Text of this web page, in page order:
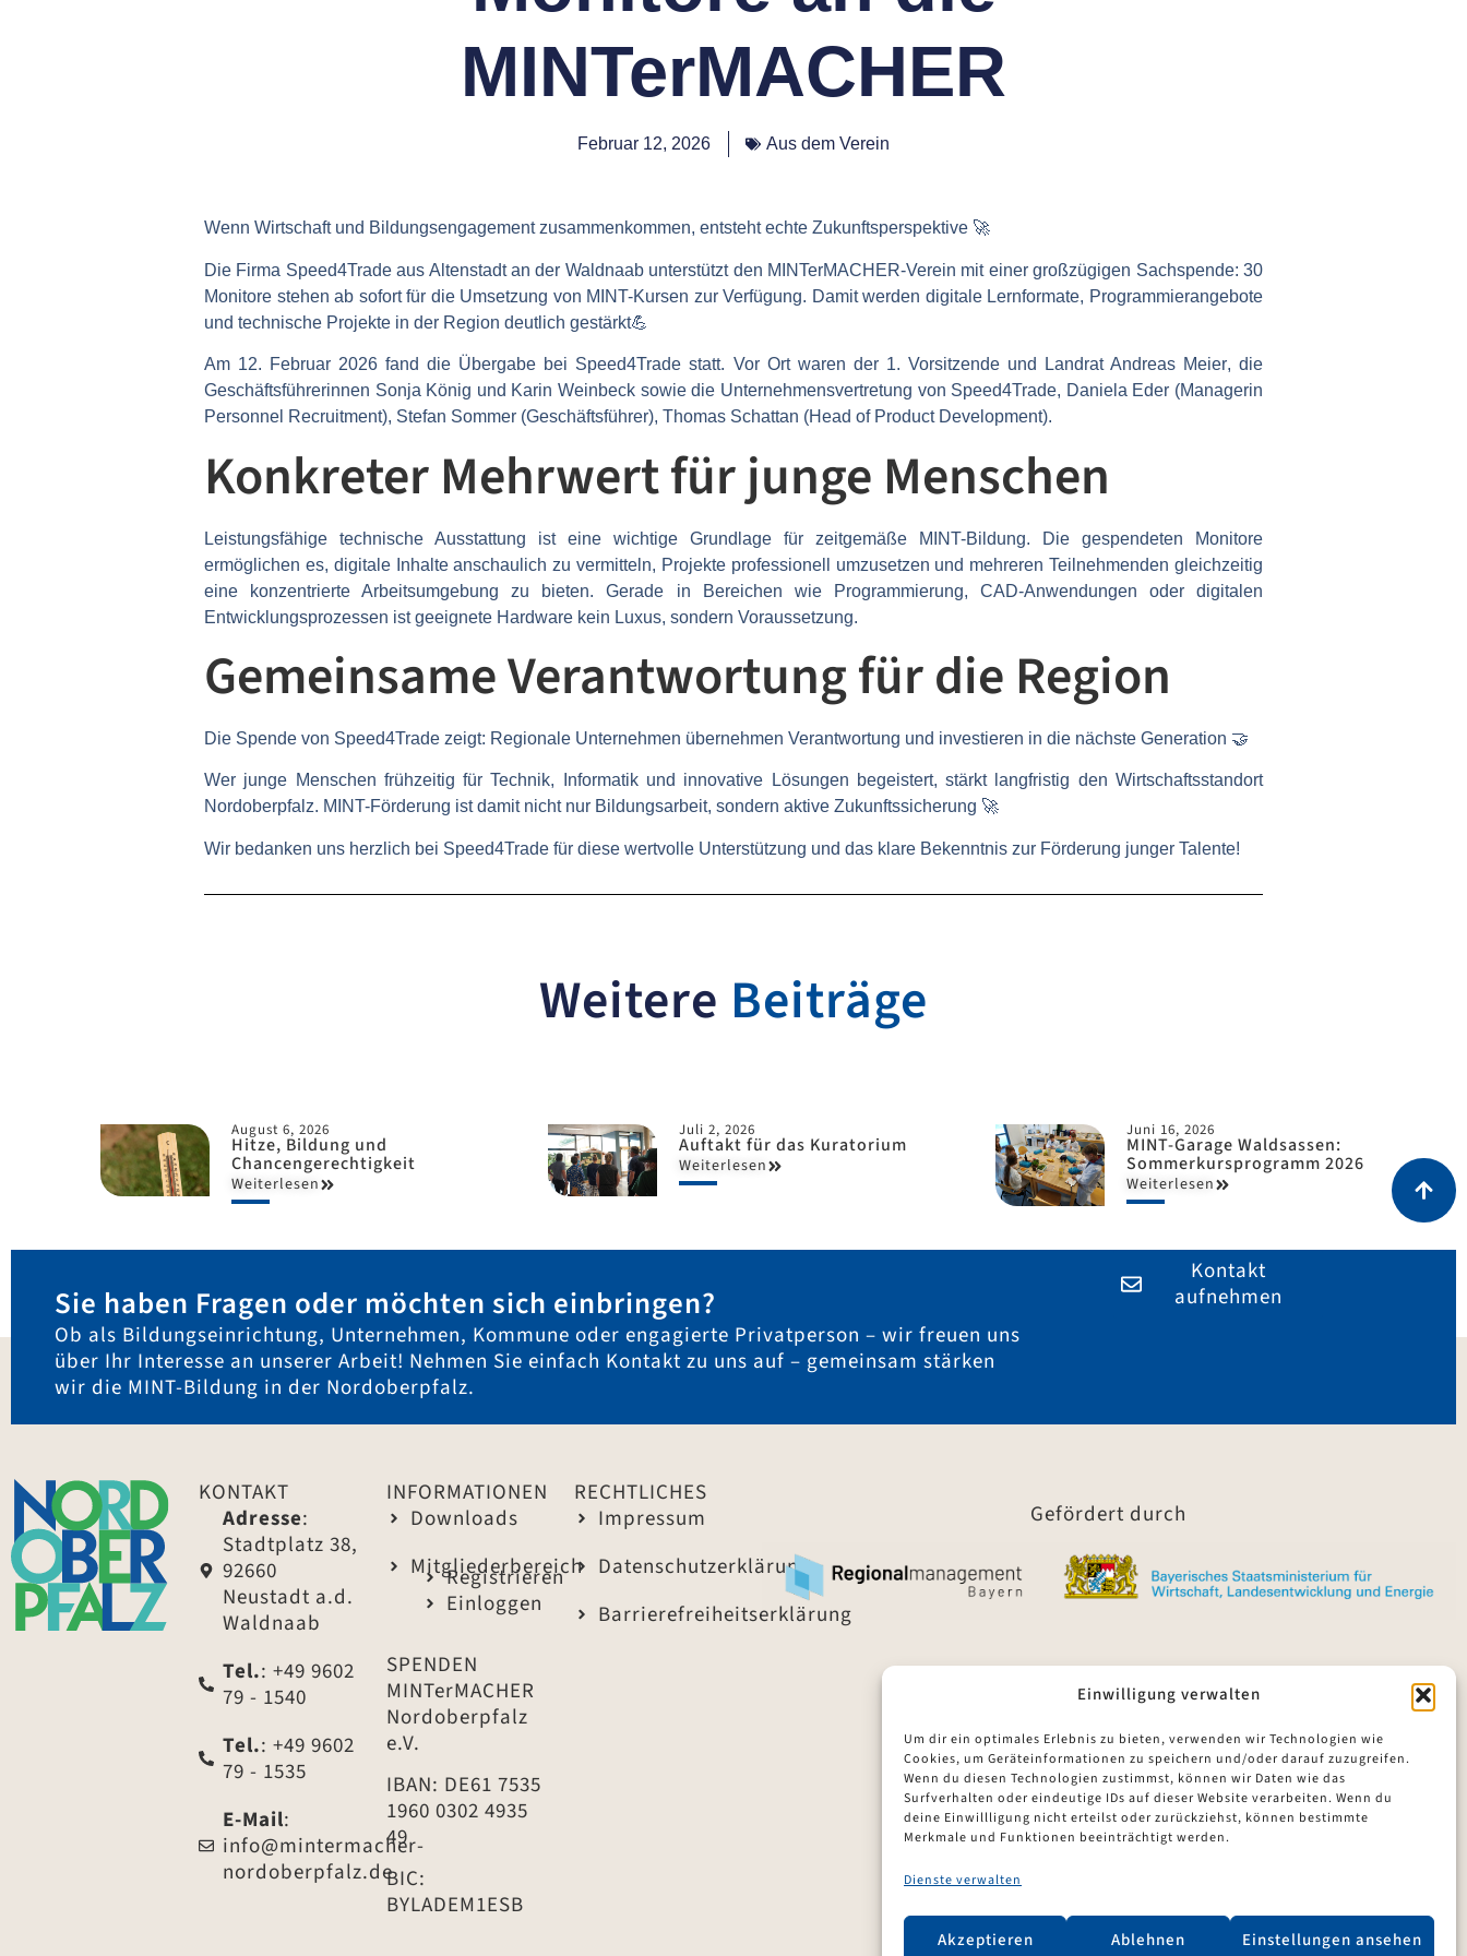
Einwilligung verwalten
Um dir ein optimales Erlebnis zu bieten, verwenden wir Technologien wie
Cookies, um Geräteinformationen zu speichern und/oder darauf zuzugreifen.
Wenn du diesen Technologien zustimmst, können wir Daten wie das
Surfverhalten oder eindeutige IDs auf dieser Website verarbeiten. Wenn du
deine Einwillligung nicht erteilst oder zurückziehst, können bestimmte
Merkmale und Funktionen beeinträchtigt werden.
Dienste verwalten
Akzeptieren Ablehnen Einstellungen ansehen
MINTerMACHER
Februar 12, 2026 Aus dem Verein
Wenn Wirtschaft und Bildungsengagement zusammenkommen, entsteht echte Zukunftsperspektive 🚀
Die Firma Speed4Trade aus Altenstadt an der Waldnaabunterstützt den MINTerMACHER-Verein mit einer großzügigen Sachspende:30
Monitore stehen ab sofort für die Umsetzung von MINT-Kursen zur Verfügung. Damit werden digitale Lernformate, Programmierangebote
und technische Projekte in der Region deutlich gestärkt💪
Am 12. Februar 2026 fand die Übergabe bei Speed4Trade statt. Vor Ort waren der 1. Vorsitzende und Landrat Andreas Meier, die
Geschäftsführerinnen Sonja König und Karin Weinbeck sowie die Unternehmensvertretung von Speed4Trade, Daniela Eder (Managerin
Personnel Recruitment), Stefan Sommer (Geschäftsführer), Thomas Schattan (Head of Product Development).
Konkreter Mehrwert für junge Menschen
Leistungsfähige technische Ausstattung ist eine wichtige Grundlage für zeitgemäße MINT-Bildung. Die gespendeten Monitore
ermöglichen es, digitale Inhalte anschaulich zu vermitteln, Projekte professionell umzusetzen und mehreren Teilnehmenden gleichzeitig
eine konzentrierte Arbeitsumgebung zu bieten. Gerade in Bereichen wie Programmierung, CAD-Anwendungen oder digitalen
Entwicklungsprozessen ist geeignete Hardware kein Luxus, sondern Voraussetzung.
Gemeinsame Verantwortung für die Region
Die Spende von Speed4Trade zeigt: Regionale Unternehmen übernehmen Verantwortung und investieren in die nächste Generation 🤝
Wer junge Menschen frühzeitig für Technik, Informatik und innovative Lösungen begeistert, stärkt langfristig den Wirtschaftsstandort
Nordoberpfalz. MINT-Förderung ist damit nicht nur Bildungsarbeit, sondern aktive Zukunftssicherung 🚀
Wir bedanken uns herzlich bei Speed4Trade für diese wertvolle Unterstützung und das klare Bekenntnis zur Förderung junger Talente!
Weitere Beiträge
August 6, 2026
Hitze, Bildung und
Chancengerechtigkeit
Weiterlesen
Juli 2, 2026
Auftakt für das Kuratorium
Weiterlesen
Juni 16, 2026
MINT-Garage Waldsassen:
Sommerkursprogramm 2026
Weiterlesen
Sie haben Fragen oder möchten sich einbringen?
Ob als Bildungseinrichtung, Unternehmen, Kommune oder engagierte Privatperson – wir freuen uns
über Ihr Interesse an unserer Arbeit! Nehmen Sie einfach Kontakt zu uns auf – gemeinsam stärken
wir die MINT-Bildung in der Nordoberpfalz.
Kontakt
aufnehmen
KONTAKT
Adresse:
Stadtplatz 38,
92660
Neustadt a.d.
Waldnaab
Tel.: +49 9602
79 - 1540
Tel.: +49 9602
79 - 1535
E-Mail:
info@mintermacher-
nordoberpfalz.de
INFORMATIONEN
Downloads
Mitgliederbereich
Registrieren
Einloggen
SPENDEN
MINTerMACHER
Nordoberpfalz
e.V.
IBAN: DE61 7535
1960 0302 4935
49
BIC:
BYLADEM1ESB
RECHTLICHES
Impressum
Datenschutzerklärung
Barrierefreiheitserklärung
Gefördert durch